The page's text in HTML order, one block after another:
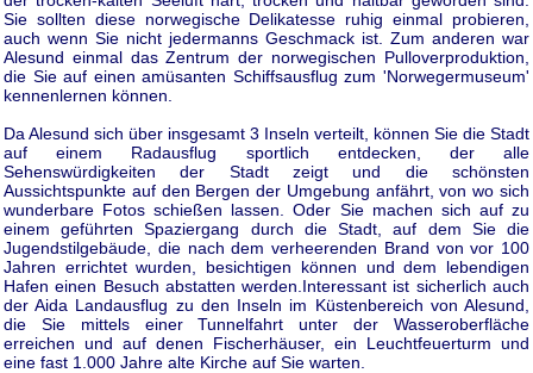
Sie sollten diese norwegische Delikatesse ruhig einmal probieren,
auch wenn Sie nicht jedermanns Geschmack ist. Zum anderen war
Alesund einmal das Zentrum der norwegischen Pulloverproduktion,
die Sie auf einen amüsanten Schiffsausflug zum 'Norwegermuseum'
kennenlernen können.
Da Alesund sich über insgesamt 3 Inseln verteilt, können Sie die Stadt
auf einem Radausflug sportlich entdecken, der alle
Sehenswürdigkeiten der Stadt zeigt und die schönsten
Aussichtspunkte auf den Bergen der Umgebung anfährt, von wo sich
wunderbare Fotos schießen lassen. Oder Sie machen sich auf zu
einem geführten Spaziergang durch die Stadt, auf dem Sie die
Jugendstilgebäude, die nach dem verheerenden Brand von vor 100
Jahren errichtet wurden, besichtigen können und dem lebendigen
Hafen einen Besuch abstatten werden. Interessant ist sicherlich auch
der Aida Landausflug zu den Inseln im Küstenbereich von Alesund,
die Sie mittels einer Tunnelfahrt unter der Wasseroberfläche
erreichen und auf denen Fischerhäuser, ein Leuchtfeuerturm und
eine fast 1.000 Jahre alte Kirche auf Sie warten.